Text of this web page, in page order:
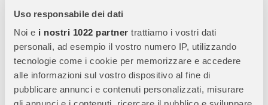
Uso responsabile dei dati
Noi e i nostri 1022 partner trattiamo i vostri dati
personali, ad esempio il vostro numero IP, utilizzando
tecnologie come i cookie per memorizzare e accedere
alle informazioni sul vostro dispositivo al fine di
pubblicare annunci e contenuti personalizzati, misurare
regolazione del volume permette di adattare il suono alle
preferenze del bambino.
Questa auto è progettata per affrontare sia superfici ruvide
che lisce, offrendo una guida fluida e stabile. Il nuovo
telecomando a 2,4 GHz garantisce il pieno controllo della
vettura per i genitori, in quanto possono ignorare le azioni dei